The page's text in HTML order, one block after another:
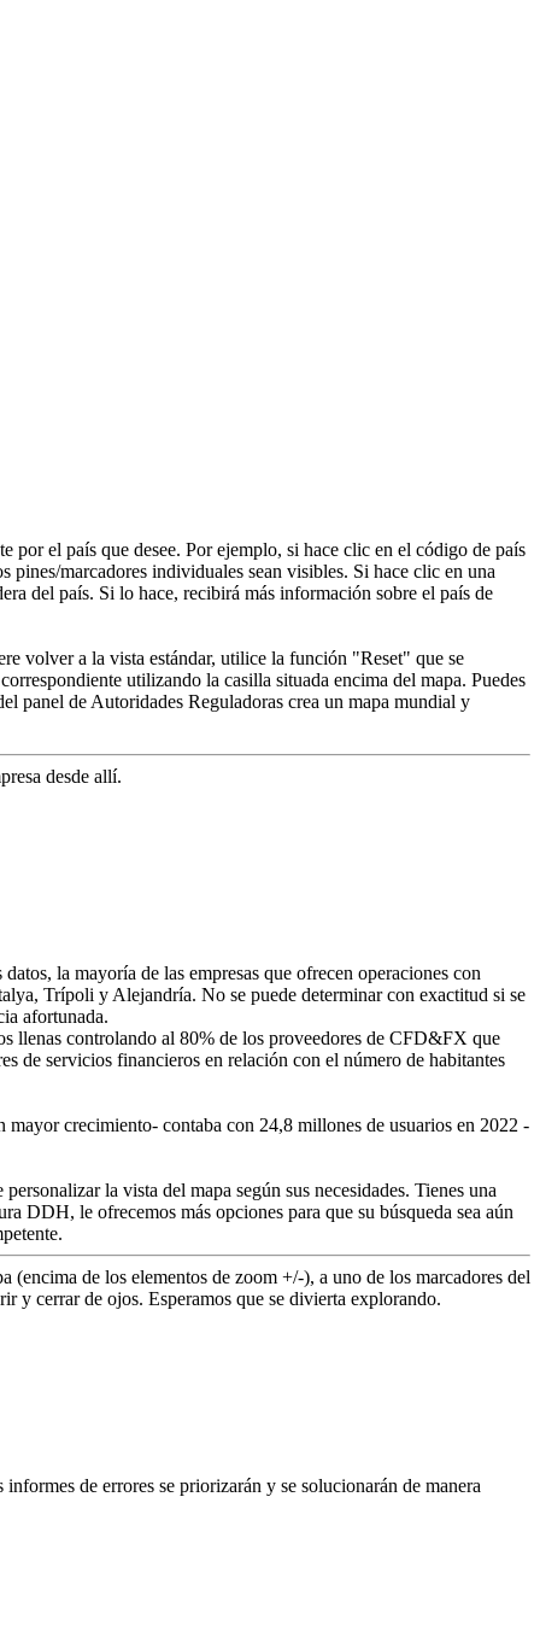
por el país que desee. Por ejemplo, si hace clic en el código de país
pines/marcadores individuales sean visibles. Si hace clic en una
del país. Si lo hace, recibirá más información sobre el país de
volver a la vista estándar, utilice la función "Reset" que se
utilizando la casilla situada encima del mapa. Puedes
panel de Autoridades Reguladoras crea un mapa mundial y
desde allí.
la mayoría de las empresas que ofrecen operaciones con
Trípoli y Alejandría. No se puede determinar con exactitud si se
afortunada.
llenas controlando al 80% de los proveedores de CFD&FX que
de servicios financieros en relación con el número de habitantes
crecimiento- contaba con 24,8 millones de usuarios en 2022 -
la vista del mapa según sus necesidades. Tienes una
DDH, le ofrecemos más opciones para que su búsqueda sea aún
de los elementos de zoom +/-), a uno de los marcadores del
y cerrar de ojos. Esperamos que se divierta explorando.
de errores se priorizarán y se solucionarán de manera